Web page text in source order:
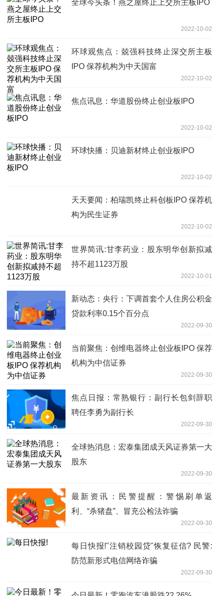
全球今头条！燕之屋终止上交所主板IPO
2022-10-02
环球观焦点：兢强科技终止深交所主板
IPO 保荐机构为中天国富
2022-10-02
焦点讯息：华道股份终止创业板IPO
2022-10-02
环球快播：贝迪新材终止创业板IPO
2022-10-02
天天要闻：柏瑞凯终止科创板IPO 保荐机
构为民生证券
2022-10-02
世界简讯:甘李药业：股东明华创新拟减
持不超1123万股
2022-10-01
新动态：央行：下调首套个人住房公积金
贷款利率0.15个百分点
2022-09-30
当前聚焦：创维电器终止创业板IPO 保荐
机构为中信证券
2022-09-30
焦点日报：常熟银行：副行长包剑辞职
聘任李勇为副行长
2022-09-30
全球热消息：宏泰集团成天风证券第一大
股东
2022-09-30
最新资讯：民警提醒：警惕刷单返
利、“杀猪盘”、冒充公检法诈骗
2022-09-30
每日快报!"注销校园贷"恢复征信? 民警:
防范新形式电信网络诈骗
2022-09-30